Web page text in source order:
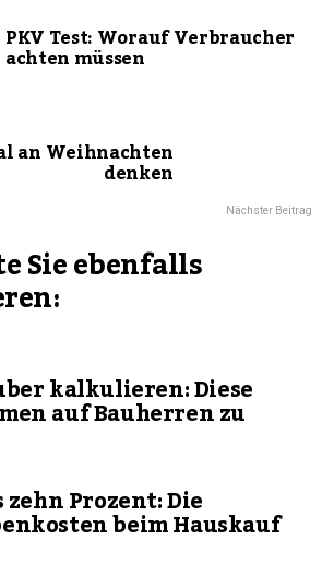
PKV Test: Worauf Verbraucher
achten müssen
an Weihnachten
denken
Nächster Beitrag
Sie ebenfalls
kalkulieren: Diese
auf Bauherren zu
Prozent: Die
beim Hauskauf